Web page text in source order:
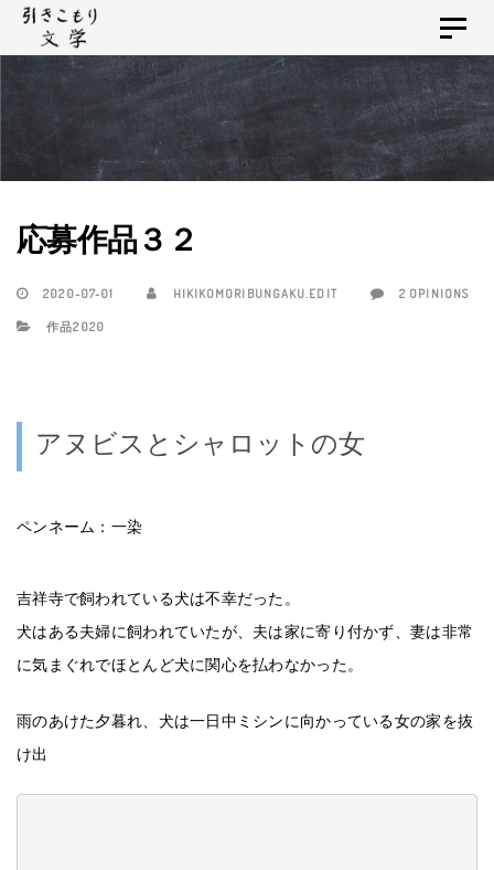
Skip
links
Skip
to
Toggle
応募作品３２
2020-07-01 HIKIKOMORIBUNGAKU.EDIT 2 OPINIONS
作品2020
アヌビスとシャロットの女
ペンネーム：一染
吉祥寺で飼われている犬は不幸だった。
犬はある夫婦に飼われていたが、夫は家に寄り付かず、妻は非常
に気まぐれでほとんど犬に関心を払わなかった。
雨のあけた夕暮れ、犬は一日中ミシンに向かっている女の家を抜
け出